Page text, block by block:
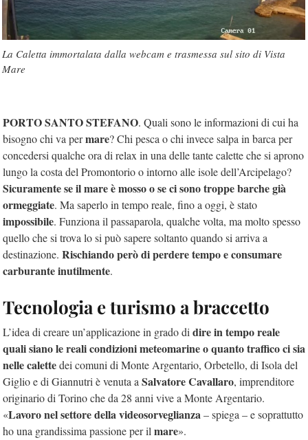
La Caletta immortalata dalla webcam e trasmessa sul sito di Vista
Mare
PORTO SANTO STEFANO. Quali sono le informazioni di cui ha
bisogno chi va permare? Chi pesca o chi invece salpa in barca per
concedersi qualche ora di relax in una delle tante calette che si aprono
lungo la costa del Promontorio o intorno alle isole dell’Arcipelago?
Sicuramente se il mare è mosso o se ci sono troppe barche già
ormeggiate. Ma saperlo in tempo reale, fino a oggi, è stato
impossibile. Funziona il passaparola, qualche volta, ma molto spesso
quello che si trova lo si può sapere soltanto quando si arriva a
destinazione. Rischiando però di perdere tempo e consumare
carburante inutilmente.
Tecnologia e turismo a braccetto
L’idea di creare un’applicazione in grado di dire in tempo reale
quali siano le reali condizioni meteomarine o quanto traffico ci sia
nelle calettedei comuni di Monte Argentario, Orbetello, di Isola del
Giglio e di Giannutri è venuta a Salvatore Cavallaro, imprenditore
originario di Torino che da 28 anni vive a Monte Argentario.
«Lavoro nel settore della videosorveglianza– spiega – e soprattutto
ho una grandissima passione per il mare».